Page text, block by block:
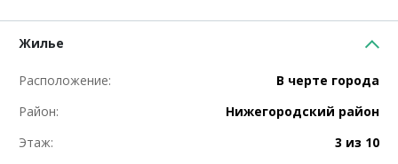
Жилье
Расположение:
В черте города
Район:
Нижегородский район
Этаж:
3 из 10